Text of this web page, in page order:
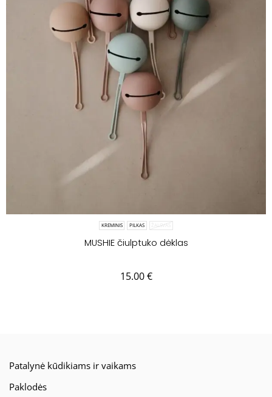
KREMINIS PILKAS ŽALSVAS
MUSHIE čiulptuko dėklas
15.00€
Patalynė kūdikiams ir vaikams
Paklodės